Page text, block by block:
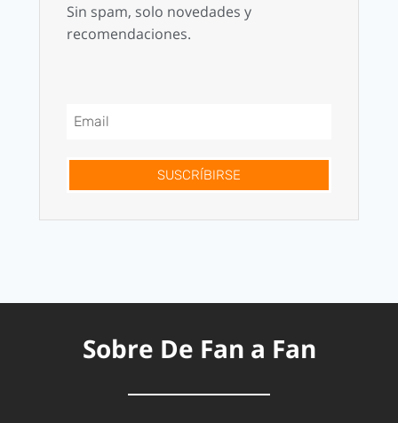
Sin spam, solo novedades y
recomendaciones.
SUSCRÍBIRSE
Sobre De Fan a Fan